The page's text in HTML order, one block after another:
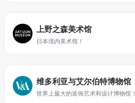
上野之森美术馆
日本境内美术馆！
维多利亚与艾尔伯特博物馆
世界上最大的装饰艺术和设计博物馆！